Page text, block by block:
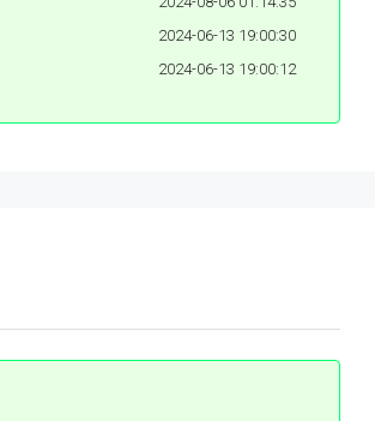
2024-06-13 19:00:30
2024-06-13 19:00:12